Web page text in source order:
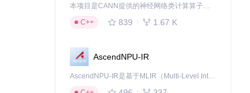
本项目是CANN提供的神经网络类计算算子库，实现网络在NPU上加速计算。
C++
839 1.67 K
AscendNPU-IR
AscendNPU-IR是基于MLIR（Multi-Level Intermediate Representation）构建的，面向昇腾亲和算子编译时使用的中间表示，提供昇腾完备表达能力，通过编译优化提升昇腾AI处理器计算效率，支持通过生态框架使能昇腾AI处理器与深度调优